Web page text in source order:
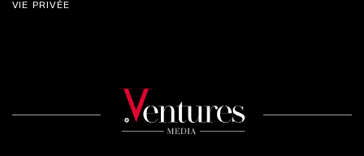
VIE PRIVÉE